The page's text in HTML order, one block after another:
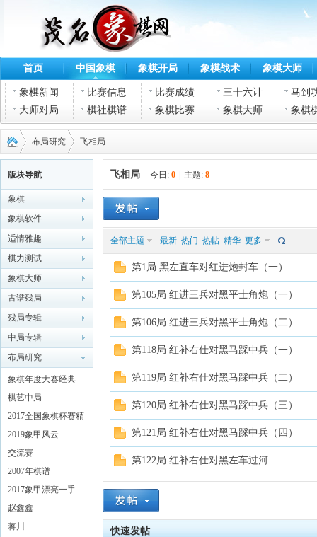
首页 中国象棋 象棋开局 象棋战术 象棋大师
象棋新闻 比赛信息 比赛成绩 三十六计
马到
大师对局
棋社棋谱 象棋比赛 象棋大师 象棋
茂名
象棋
网
›
布局研究 飞相局
版块导航
象棋
象棋软件
适情雅趣
棋力测试
象棋大师
古谱残局
残局专辑
中局专辑
布局研究
象棋年度大赛经典
（2018）
棋艺中局
2017全国象棋杯赛精
彩对局解析
2019象甲风云
交流赛
2007年棋谱
2017象甲漂亮一手
赵鑫鑫
蒋川
飞相局 今日: 0 主题: 8
全部主题 最新 热门 热帖 精华 更多
第1局 黑左直车对红进炮封车（一）
第105局 红进三兵对黑平士角炮（一）
第106局 红进三兵对黑平士角炮（二）
第118局 红补右仕对黑马踩中兵（一）
第119局 红补右仕对黑马踩中兵（二）
第120局 红补右仕对黑马踩中兵（三）
第121局 红补右仕对黑马踩中兵（四）
第122局 红补右仕对黑左车过河
快速发帖